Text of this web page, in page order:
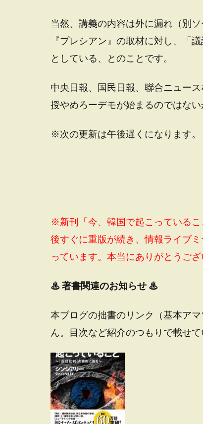
当然、講義の内容は外に漏れ（別
『プレシアン』の取材に対し、「
としている、とのことです。
中央日報、国民日報、聯合ニュー
授やめろーデモが始まるのではない
※次の更新は午後遅くになります。
※新刊「今、韓国で起こっている
後すぐに重版が続き、情報ライブ
っています。本当にありがとうご
♨著書関連のお知らせ ♨
本ブログの拙書のリンク（基本ア
ん。目次など紹介のつもりで載せ